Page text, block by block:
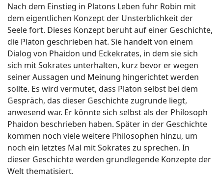
Nach dem Einstieg in Platons Leben fuhr Robin mit
dem eigentlichen Konzept der Unsterblichkeit der
Seele fort. Dieses Konzept beruht auf einer Geschichte,
die Platon geschrieben hat. Sie handelt von einem
Dialog von Phaidon und Eckekrates, in dem sie sich
sich mit Sokrates unterhalten, kurz bevor er wegen
seiner Aussagen und Meinung hingerichtet werden
sollte. Es wird vermutet, dass Platon selbst bei dem
Gespräch, das dieser Geschichte zugrunde liegt,
anwesend war. Er könnte sich selbst als der Philosoph
Phaidon beschrieben haben. Später in der Geschichte
kommen noch viele weitere Philosophen hinzu, um
noch ein letztes Mal mit Sokrates zu sprechen. In
dieser Geschichte werden grundlegende Konzepte der
Welt thematisiert.